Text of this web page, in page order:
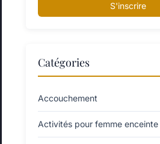
S'inscrire
Catégories
Accouchement
Activités pour femme enceinte